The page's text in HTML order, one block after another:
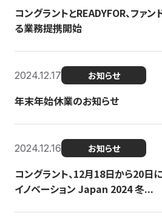
コングラントとREADYFOR、ファ
る業務提携開始
2024.12.17 お知らせ
年末年始休業のお知らせ
2024.12.16 お知らせ
コングラント、12月18日から20日
イノベーション Japan 2024 冬...